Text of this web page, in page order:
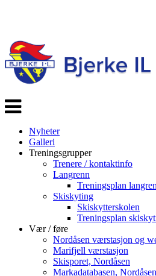
Veksle
navigasjon
Nyheter
Galleri
Treningsgrupper
Trenere / kontaktinfo
Langrenn
Treningsplan
Skiskyting
Skiskytterskolen
Treningsplan
Vær / føre
Nordåsen værstasjon og
Marifjell værstasjon
Skisporet, Nordåsen
Markadatabasen, Nordåsen